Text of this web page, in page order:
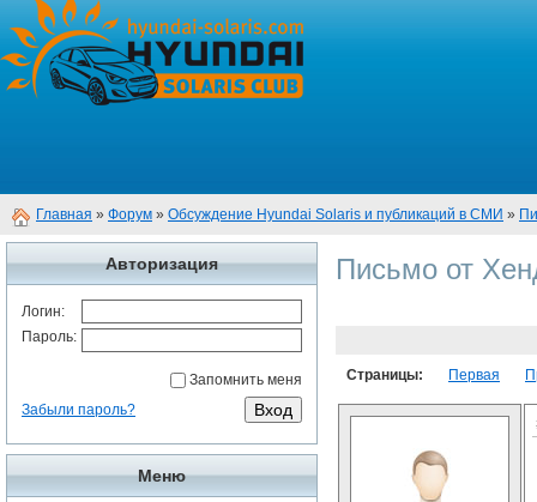
Главная » Форум » Обсуждение Hyundai Solaris и публикаций в СМИ »
Авторизация
Логин:
Пароль:
Запомнить меня
Забыли пароль?
Меню
Письмо от
Страницы: Первая